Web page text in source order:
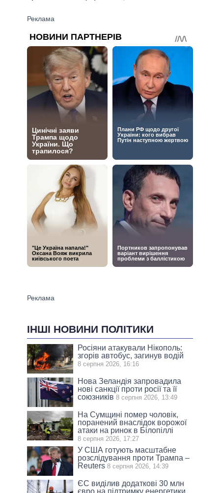
ІНШІ НОВИНИ ПОЛІТИКИ
Росіяни атакували Нікополь:
згорів автобус, загинув водій
8 серпня 2026, 16:16
Нова Зеландія запровадила
нові санкції проти росії та її
союзників 8 серпня 2026, 13:49
На Сумщині помер чоловік,
поранений внаслідок ворожої
атаки на ринок в Білопіллі
8 серпня 2026, 17:27
У США готують масштабне
розслідування проти Трампа –
Reuters 8 серпня 2026, 14:39
ЄС виділив додаткові 30 млн